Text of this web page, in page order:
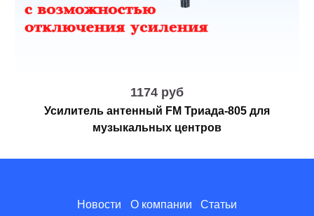
1174 руб
Усилитель антенный FM Триада-805 для
музыкальных центров
Новости О компании Статьи